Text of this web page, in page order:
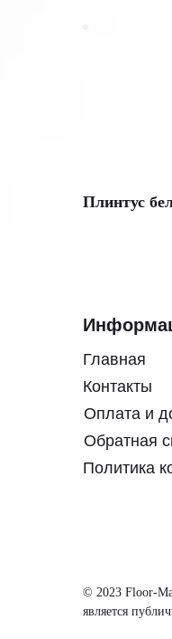
Плинтус
Главная
Контакты
Оплата и
Обратная
Политика
© 2023 Floor-
является